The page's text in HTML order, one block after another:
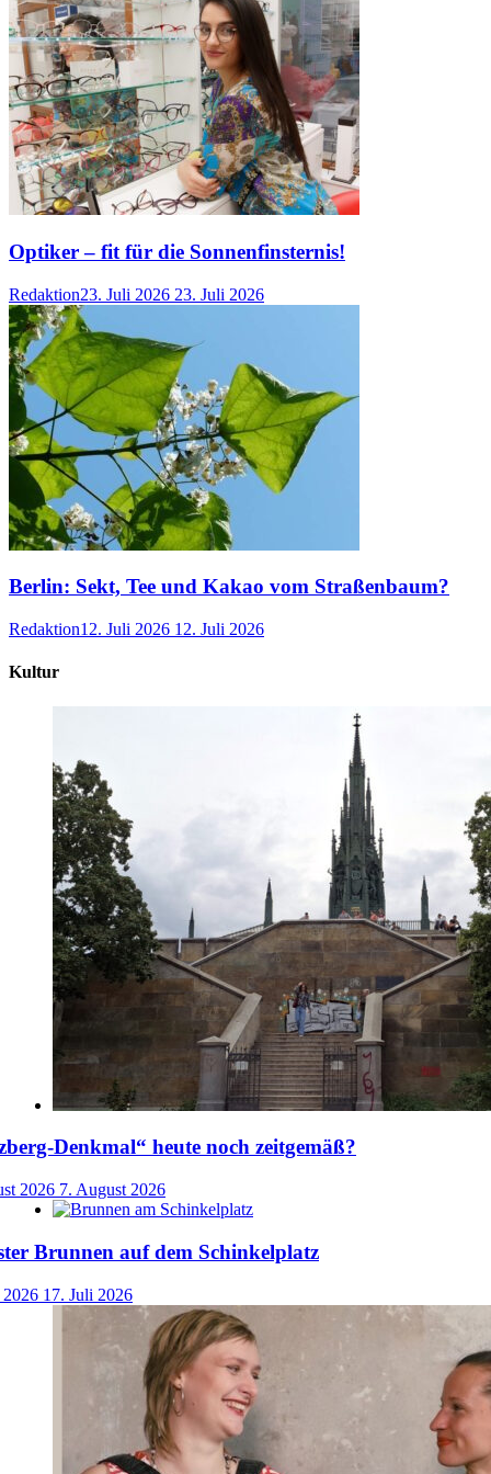
Optiker – fit für die Sonnenfinsternis!
Redaktion23. Juli 2026 23. Juli 2026
Berlin: Sekt, Tee und Kakao vom Straßenbaum?
Redaktion12. Juli 2026 12. Juli 2026
Kultur
Denkmal“ heute noch zeitgemäß?
2026 7. August 2026
Brunnen auf dem Schinkelplatz
17. Juli 2026